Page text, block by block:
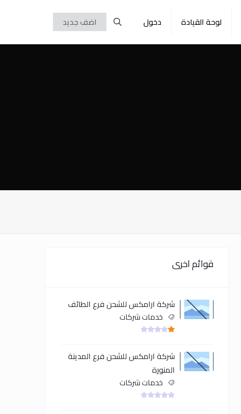
لوحة القيادة دخول اضف جديد
قوائم اخرى
شركة ارامكس للشحن فرع الطائف
خدمات شركات
شركة ارامكس للشحن فرع المدينة
المنورة
خدمات شركات